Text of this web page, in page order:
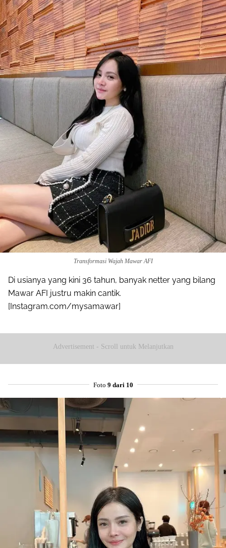
Transformasi Wajah Mawar AFI
Di usianya yang kini 36 tahun, banyak netter yang bilang
Mawar AFI justru makin cantik.
[Instagram.com/mysamawar]
Advertisement - Scroll untuk Melanjutkan
Foto 9 dari 10